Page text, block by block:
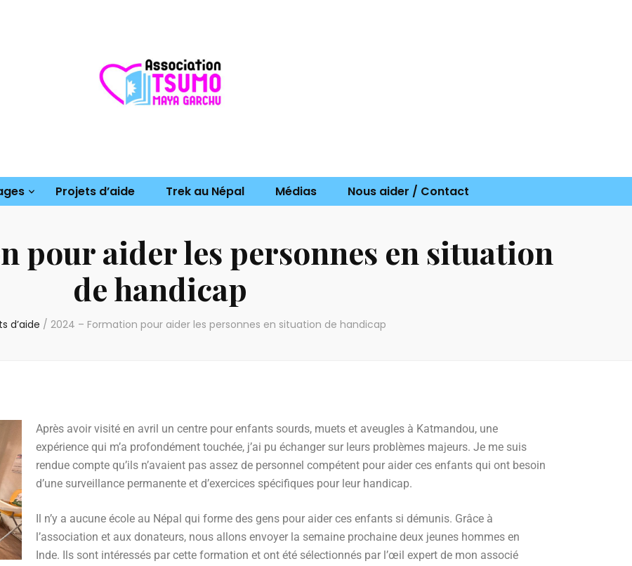
Projets d’aide Trek au Népal Médias Nous aider / Contact
pour aider les personnes en situation
de handicap
d’aide / 2024 – Formation pour aider les personnes en situation de handicap
Après avoir visité en avril un centre pour enfants sourds, muets et aveugles à Katmandou, une
expérience qui m’a profondément touchée, j’ai pu échanger sur leurs problèmes majeurs. Je me suis
rendue compte qu’ils n’avaient pas assez de personnel compétent pour aider ces enfants qui ont besoin
d’une surveillance permanente et d’exercices spécifiques pour leur handicap.
Il n’y a aucune école au Népal qui forme des gens pour aider ces enfants si démunis. Grâce à
l’association et aux donateurs, nous allons envoyer la semaine prochaine deux jeunes hommes en
Inde. Ils sont intéressés par cette formation et ont été sélectionnés par l’œil expert de mon associé